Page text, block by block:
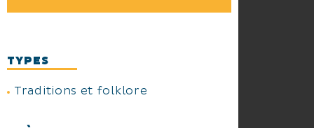
TYPES
Traditions et folklore